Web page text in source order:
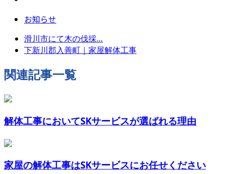
お知らせ
滑川市にて木の伐採…
下新川郡入善町｜家屋解体工事
関連記事一覧
解体工事においてSKサービスが選ばれる理由
家屋の解体工事はSKサービスにお任せください